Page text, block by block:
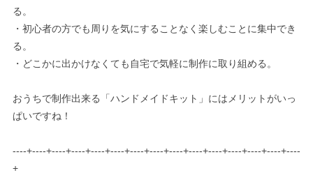
る。
・初心者の方でも周りを気にすることなく楽しむことに集中でき
る。
・どこかに出かけなくても自宅で気軽に制作に取り組める。
おうちで制作出来る「ハンドメイドキット」にはメリットがいっ
ぱいですね！
----+----+----+----+----+----+----+----+----+----+----+----+----+----+----
+